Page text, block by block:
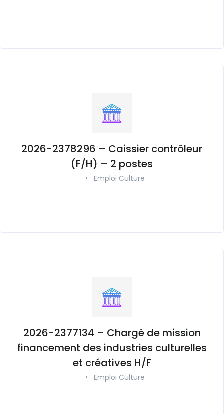
2026-2378296 – Caissier contrôleur
(F/H) – 2 postes
• Emploi Culture
2026-2377134 – Chargé de mission
financement des industries culturelles
et créatives H/F
• Emploi Culture